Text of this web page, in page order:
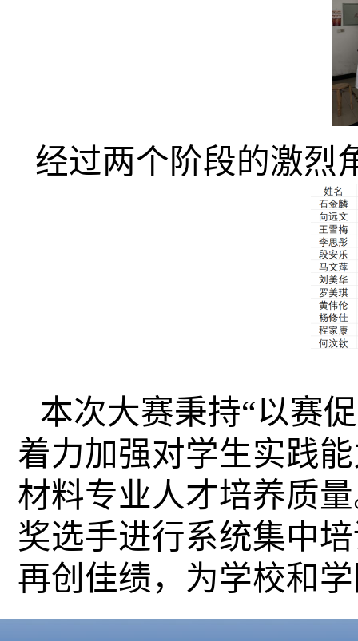
经过两个阶段的激烈
本次大赛秉持“以赛
着力加强对学生实践
材料专业人才培养质
奖选手进行系统集中
再创佳绩，为学校和